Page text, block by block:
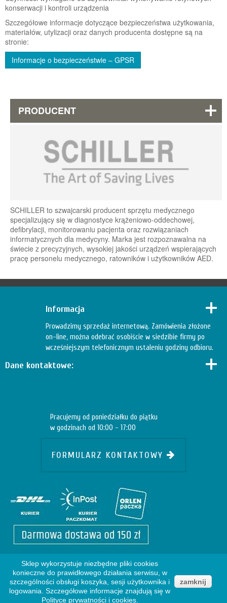
konserwacji i kontroli urządzenia
Szczegółowe informacje dotyczące bezpieczeństwa użytkowania,
materiałów, utylizacji oraz danych producenta dostępne są na
stronie:
Informacje o bezpieczeństwie – GPSR
PRODUCENT
SCHILLER to szwajcarski producent sprzętu medycznego
specjalizujący się w diagnostyce krążeniowo-oddechowej,
defibrylacji, monitorowaniu pacjenta oraz rozwiązaniach
informatycznych dla medycyny. Marka jest rozpoznawalna na
świecie z precyzyjnych, wysokiej jakości urządzeń wspierających
pracę personelu medycznego, ratowników i użytkowników AED.
Informacja
Prowadzimy sprzedaż internetową. Zamówienia złożone
on-line, można odebrać osobiście w siedzibie firmy po
wcześniejszym telefonicznym ustaleniu godziny odbioru.
Copyright © 2009e-promo. Wszystkie prawa zastrzeżone
Dane kontaktowe:
Pracujemy od poniedziałku do piątku
w godzinach od 10:00 - 17:00
FORMULARZ KONTAKTOWY
Sklep wykorzystuje niezbędne pliki cookies
konieczne do prawidłowego działania serwisu, w
szczególności obsługi koszyka, sesji użytkownika i
logowania. Szczegółowe informacje znajdują się w
Polityce prywatności i cookies.
zamknij